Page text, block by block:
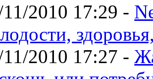
2010 17:29 -
2010 17:27 -